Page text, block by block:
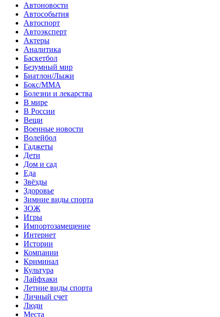
Автоновости
Автособытия
Автоспорт
Автоэксперт
Актеры
Аналитика
Баскетбол
Безумный мир
Биатлон/Лыжи
Бокс/MMA
Болезни и лекарства
В мире
В России
Вещи
Военные новости
Волейбол
Гаджеты
Дети
Дом и сад
Еда
Звёзды
Здоровье
Зимние виды спорта
ЗОЖ
Игры
Импортозамещение
Интернет
Истории
Компании
Криминал
Культура
Лайфхаки
Летние виды спорта
Личный счет
Люди
Места